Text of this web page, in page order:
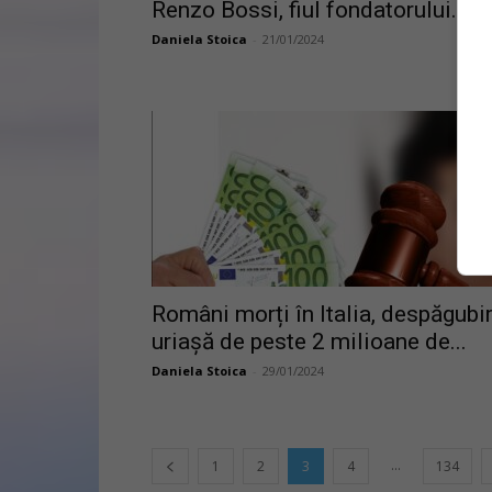
Renzo Bossi, fiul fondatorului...
Daniela Stoica 21/01/2024
Români morți în Italia,
uriașă de peste 2 milioane de...
Daniela Stoica 29/01/2024
1 2 3 4 ... 134